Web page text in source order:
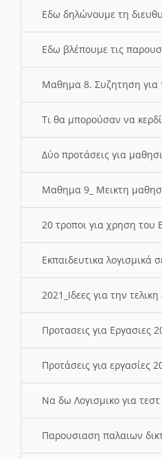
Εδω δηλώνουμε τη
Εδω βλέπουμε τις
Μαθημα 8. Συζητηση για
Τι θα μπορούσαν να
Δύο προτάσεις για
Μαθημα 9_ Μεικτη
20 τροποι για χρηση του
Εκπαιδευτικα λογισμικά
2021_Ιδεες για την
Προτασεις για Εργασιες
Προτάσεις για εργασίες
Να δω Λογισμικο για τεστ
Παρουσιαση παλαιων